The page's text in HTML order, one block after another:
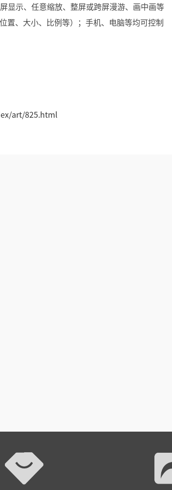
同声传译系列
显示、任意缩放、整屏或跨屏漫游、画中画等
置、大小、比例等）；手机、电脑等均可控制
art/825.html